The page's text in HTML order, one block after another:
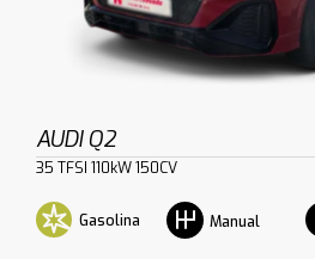
AUDI Q2
35 TFSI 110kW 150CV
Gasolina Manual